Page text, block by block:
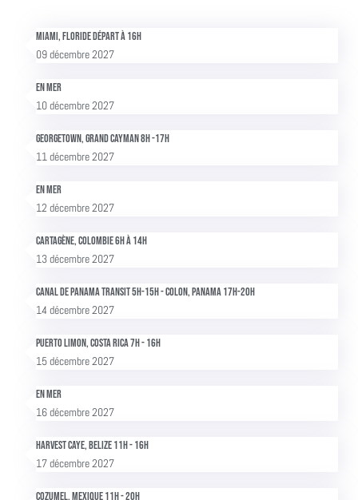
Miami, Floride Départ à 16h
09 décembre 2027
En mer
10 décembre 2027
Georgetown, Grand Cayman 8h -17h
11 décembre 2027
En mer
12 décembre 2027
Cartagène, Colombie 6h à 14h
13 décembre 2027
Canal de Panama transit 5h-15h - Colon, Panama 17h-20h
14 décembre 2027
Puerto Limon, Costa Rica 7h - 16h
15 décembre 2027
En mer
16 décembre 2027
Harvest Caye, Belize 11h - 16h
17 décembre 2027
Cozumel, Mexique 11h - 20h